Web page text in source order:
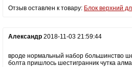
Отзыв оставлен к товару: Блок верхний
Александр 2018-11-03 21:59:44
вроде нормальный набор большинство
болта пришлось шестигранник чутка